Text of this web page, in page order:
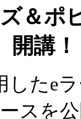
ズ＆
講！
したe
スを